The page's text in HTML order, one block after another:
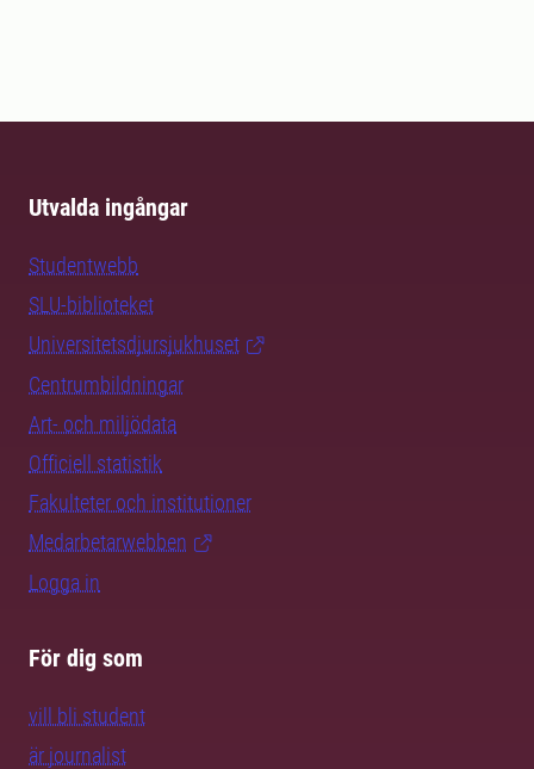
Utvalda ingångar
Studentwebb
SLU-biblioteket
Universitetsdjursjukhuset
Centrumbildningar
Art- och miljödata
Officiell statistik
Fakulteter och institutioner
Medarbetarwebben
Logga in
För dig som
vill bli student
är journalist